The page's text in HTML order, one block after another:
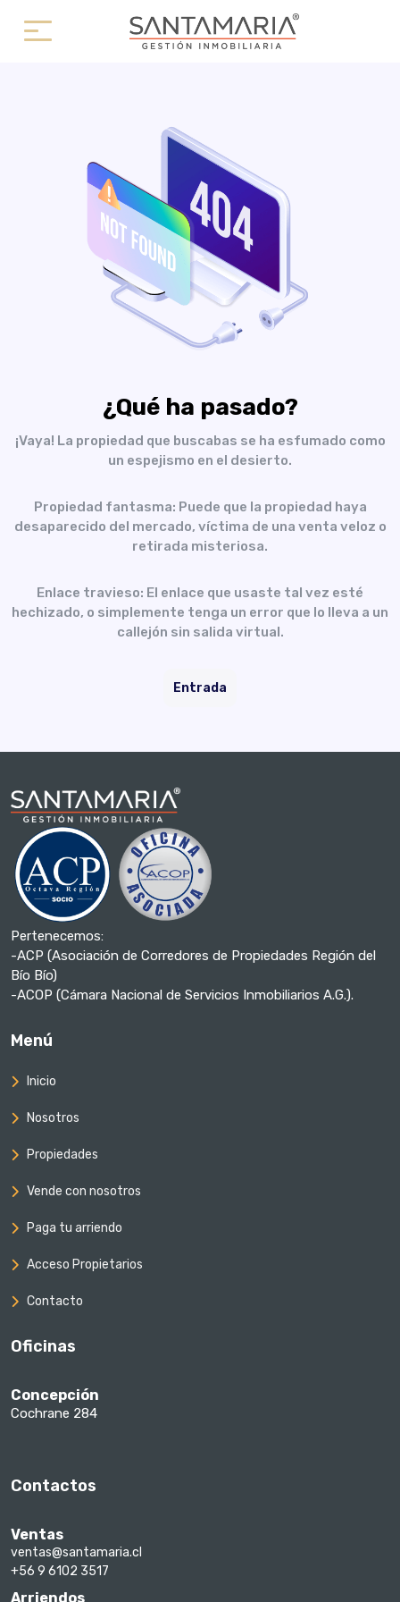
¿Qué ha pasado?
¡Vaya! La propiedad que buscabas se ha esfumado como
un espejismo en el desierto.
Propiedad fantasma: Puede que la propiedad haya
desaparecido del mercado, víctima de una venta veloz o
retirada misteriosa.
Enlace travieso: El enlace que usaste tal vez esté
hechizado, o simplemente tenga un error que lo lleva a un
callejón sin salida virtual.
Entrada
Pertenecemos:
-ACP (Asociación de Corredores de Propiedades Región del
Bío Bío)
-ACOP (Cámara Nacional de Servicios Inmobiliarios A.G.).
Menú
Inicio
Nosotros
Propiedades
Vende con nosotros
Paga tu arriendo
Acceso Propietarios
Contacto
Oficinas
Concepción
Cochrane 284
Contactos
Ventas
ventas@santamaria.cl
+56 9 6102 3517
Arriendos